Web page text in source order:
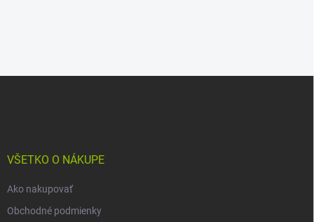
VŠETKO O NÁKUPE
Ako nakupovať
Obchodné podmienky